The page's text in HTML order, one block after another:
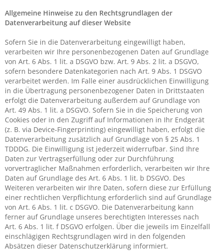
Allgemeine Hinweise zu den Rechtsgrundlagen der
Datenverarbeitung auf dieser Website
Sofern Sie in die Datenverarbeitung eingewilligt haben,
verarbeiten wir Ihre personenbezogenen Daten auf Grundlage
von Art. 6 Abs. 1 lit. a DSGVO bzw. Art. 9 Abs. 2 lit. a DSGVO,
sofern besondere Datenkategorien nach Art. 9 Abs. 1 DSGVO
verarbeitet werden. Im Falle einer ausdrücklichen Einwilligung
in die Übertragung personenbezogener Daten in Drittstaaten
erfolgt die Datenverarbeitung außerdem auf Grundlage von
Art. 49 Abs. 1 lit. a DSGVO. Sofern Sie in die Speicherung von
Cookies oder in den Zugriff auf Informationen in Ihr Endgerät
(z. B. via Device-Fingerprinting) eingewilligt haben, erfolgt die
Datenverarbeitung zusätzlich auf Grundlage von § 25 Abs. 1
TDDDG. Die Einwilligung ist jederzeit widerrufbar. Sind Ihre
Daten zur Vertragserfüllung oder zur Durchführung
vorvertraglicher Maßnahmen erforderlich, verarbeiten wir Ihre
Daten auf Grundlage des Art. 6 Abs. 1 lit. b DSGVO. Des
Weiteren verarbeiten wir Ihre Daten, sofern diese zur Erfüllung
einer rechtlichen Verpflichtung erforderlich sind auf Grundlage
von Art. 6 Abs. 1 lit. c DSGVO. Die Datenverarbeitung kann
ferner auf Grundlage unseres berechtigten Interesses nach
Art. 6 Abs. 1 lit. f DSGVO erfolgen. Über die jeweils im Einzelfall
einschlägigen Rechtsgrundlagen wird in den folgenden
Absätzen dieser Datenschutzerklärung informiert.